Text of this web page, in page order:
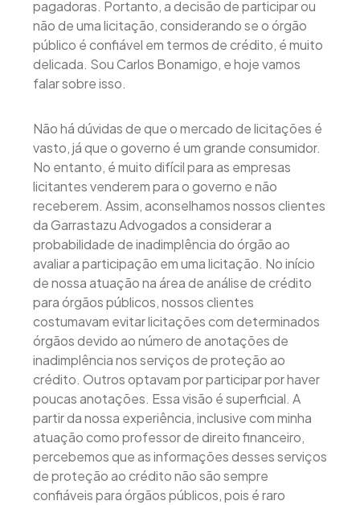
pagadoras. Portanto, a decisão de participar ou
não de uma licitação, considerando se o órgão
público é confiável em termos de crédito, é muito
delicada. Sou Carlos Bonamigo, e hoje vamos
falar sobre isso.
Não há dúvidas de que o mercado de licitações é
vasto, já que o governo é um grande consumidor.
No entanto, é muito difícil para as empresas
licitantes venderem para o governo e não
receberem. Assim, aconselhamos nossos clientes
da Garrastazu Advogados a considerar a
probabilidade de inadimplência do órgão ao
avaliar a participação em uma licitação. No início
de nossa atuação na área de análise de crédito
para órgãos públicos, nossos clientes
costumavam evitar licitações com determinados
órgãos devido ao número de anotações de
inadimplência nos serviços de proteção ao
crédito. Outros optavam por participar por haver
poucas anotações. Essa visão é superficial. A
partir da nossa experiência, inclusive com minha
atuação como professor de direito financeiro,
percebemos que as informações desses serviços
de proteção ao crédito não são sempre
confiáveis para órgãos públicos, pois é raro